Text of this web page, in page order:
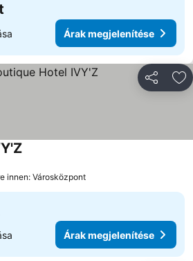
Árak megjelenítése
Árak megjelenítése
innen: Városközpont
Árak megjelenítése